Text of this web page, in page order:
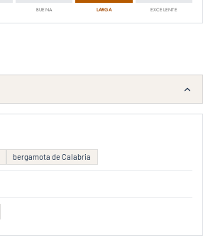
BUENA LARGA EXCELENTE
bergamota de Calabria